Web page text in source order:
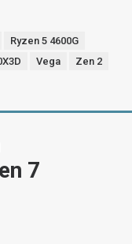
Ryzen 5 4600G
Vega
Zen 2
7